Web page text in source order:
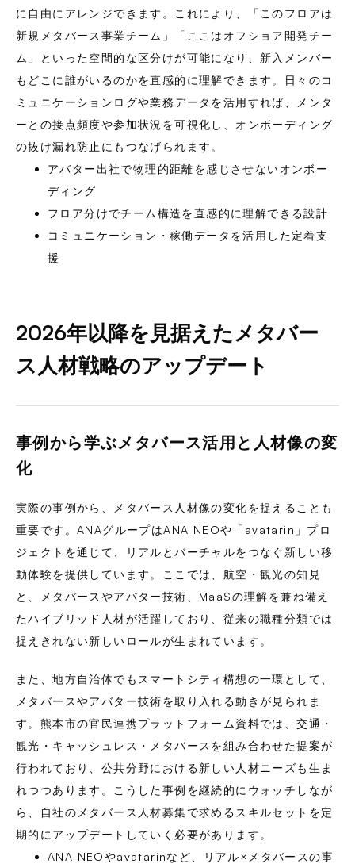
に自由にアレンジできます。これにより、「このフロアは
新規メタバース事業チーム」「ここはオフショア開発チー
ム」といった空間的な区分けが可能になり、新入メンバー
もどこに誰がいるのかを直感的に理解できます。日々のコ
ミュニケーションログや業務データを活用すれば、メンタ
ーとの接点頻度や参加状況を可視化し、オンボーディング
の抜け漏れ防止にもつなげられます。
アバター出社で物理的距離を感じさせないオンボー
ディング
フロア分けでチーム構造を直感的に理解できる設計
コミュニケーション・稼働データを活用した定着支
援
2026年以降を見据えたメタバー
ス人材戦略のアップデート
事例から学ぶメタバース活用と人材像の変
化
実際の事例から、メタバース人材像の変化を捉えることも
重要です。ANAグループはANA NEOや「avatarin」プロ
ジェクトを通じて、リアルとバーチャルをつなぐ新しい移
動体験を提供しています。ここでは、航空・観光の知見
と、メタバースやアバター技術、MaaSの理解を兼ね備え
たハイブリッド人材が活躍しており、従来の職種分類では
捉えきれない新しいロールが生まれています。
また、地方自治体でもスマートシティ構想の一環として、
メタバースやアバター技術を取り入れる動きが見られま
す。熊本市の官民連携プラットフォーム資料では、交通・
観光・キャッシュレス・メタバースを組み合わせた提案が
行われており、公共分野における新しい人材ニーズも生ま
れつつあります。こうした事例を継続的にウォッチしなが
ら、自社のメタバース人材募集で求めるスキルセットを定
期的にアップデートしていく必要があります。
ANA NEOやavatarinなど、リアル×メタバースの事